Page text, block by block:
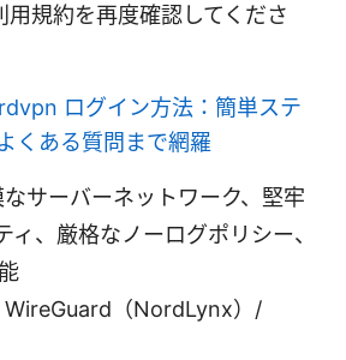
用規約を再度確認してくださ
ログイン方法：簡単ステ
くある質問まで網羅
サーバーネットワーク、堅牢
ィ、厳格なノーログポリシー、
WireGuard（NordLynx）/